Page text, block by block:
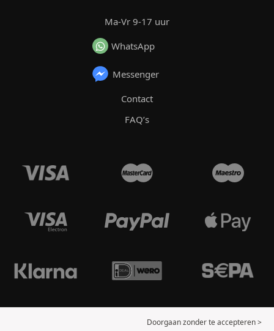
Ma-Vr 9-17 uur
WhatsApp
Messenger
Contact
FAQ’s
Doorgaan zonder te accepteren >